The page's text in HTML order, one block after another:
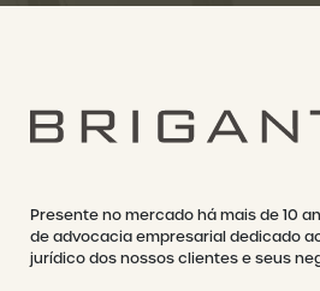
Presente no mercado há mais de 10
de advocacia empresarial dedicado
jurídico dos nossos clientes e seus